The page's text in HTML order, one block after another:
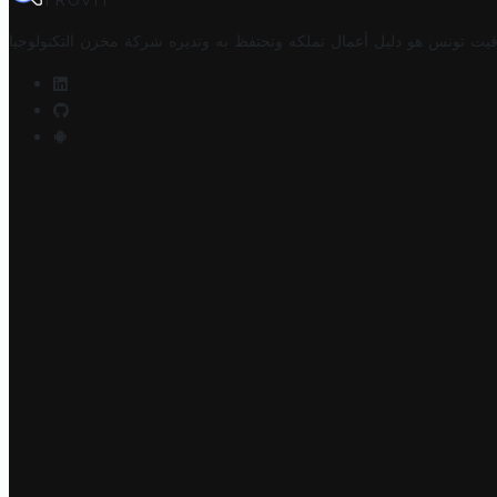
تونس هو دليل أعمال تملكه وتحتفظ به وتديره شركة مخزن التكنولوجيا